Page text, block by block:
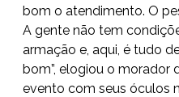
bom o atendimento. O
A gente não tem
armação e, aqui, é tudo
bom”, elogiou o morador
evento com seus óculos